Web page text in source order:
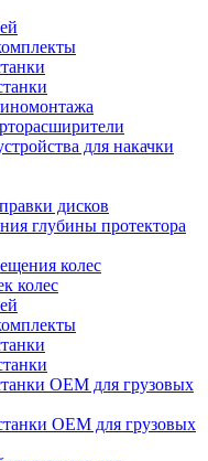
для накачки
дисков
глубины протектора
колес
колеc
ОЕМ для грузовых
ОЕМ для грузовых